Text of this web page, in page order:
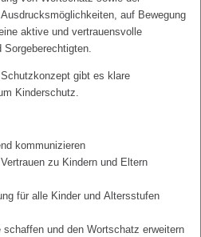
auf Bewegung
aktive und vertrauensvolle
gibt es klare
Kinderschutz.
kommunizieren
zu Kindern und Eltern
für alle Kinder und Altersstufen
und den Wortschatz erweitern